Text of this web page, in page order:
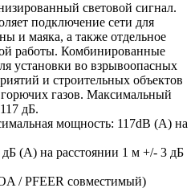
световой сигнал.
подключение сети для
и маяка, а также отдельное
работы. Комбинированные
установки во взрывоопасных
и строительных объектов
газов. Максимальный
дБ.
мощность: 117dB (A) на
(A) на расстоянии 1 м +/- 3 дБ
/ PFEER совместимый)